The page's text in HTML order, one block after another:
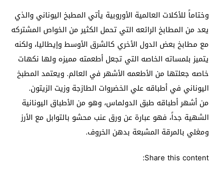
وختاماً للأكلات العالمية الأوروبية يأتي المطبخ اليوناني والذي
يعد من المطابخ الرائعه التي تحمل الكثير من الخواص المشتركه
مع مطابخ بعض الدول الأخري كالشرق الأوسط وإيطاليا، ولكنه
يتميز بلمساته الخاصه التي تجعل أطعمته مميزه ولها نكهات
خاصه جعلتها من الأطعمه الأشهر في العالم. ويعتمد المطبخ
اليوناني في أطباقه علي الخضروات الطازجة وزيت الزيتون.
من أشهر أطباقه طبق الدولماس، وهو من الأطباق اليونانية
الشهية جداً، فهو عبارة عن ورق عنب محشو بالتوابل مع الأرز
ومغلي بالمرقة المشبعة بدهن الخروف.
Share this content: